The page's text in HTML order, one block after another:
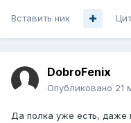
Вставить ник
DobroFenix
Опубликовано 21
Да полка уже есть, даже